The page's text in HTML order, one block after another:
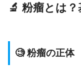
🔬 粉瘤とは
🧐 粉瘤の正体